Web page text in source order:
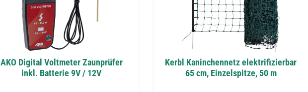
AKO Digital Voltmeter Zaunprüfer
inkl. Batterie 9V / 12V
Kerbl Kaninchennetz elektrifizierbar
65 cm, Einzelspitze, 50 m